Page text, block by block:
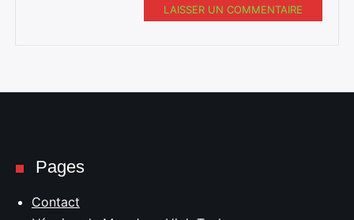
LAISSER UN COMMENTAIRE
Pages
Contact